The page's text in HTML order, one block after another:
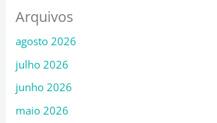
Arquivos
agosto 2026
julho 2026
junho 2026
maio 2026